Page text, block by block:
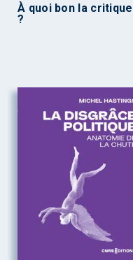
À quoi bon la critique
?